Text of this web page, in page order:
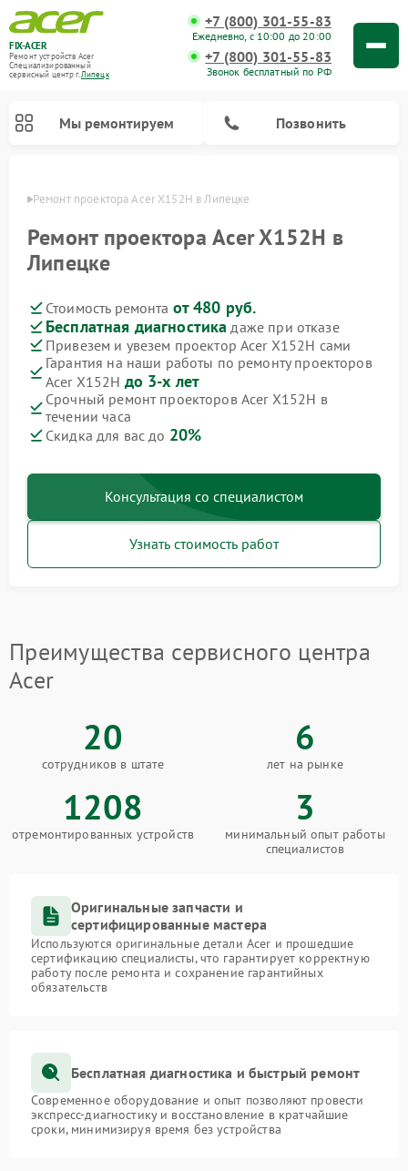
FIX-ACER
Ремонт устройств Acer
Специализированный
cервисный центр г.Липецк
+7 (800) 301-55-83
Ежедневно, с 10:00 до 20:00
+7 (800) 301-55-83
Звонок бесплатный по РФ
Мы ремонтируем Позвонить
Ремонт проектора Acer X152H в Липецке
Ремонт проектора Acer X152H в
Липецке
Стоимость ремонта от 480 руб.
Бесплатная диагностика даже при отказе
Привезем и увезем проектор Acer X152H сами
Гарантия на наши работы по ремонту проекторов
Acer X152H до 3-х лет
Срочный ремонт проекторов Acer X152H в
течении часа
Скидка для вас до 20%
Консультация со специалистом
Узнать стоимость работ
Преимущества сервисного центра
Acer
20
сотрудников в штате
6
лет на рынке
1208
отремонтированных устройств
3
минимальный опыт работы
специалистов
Оригинальные запчасти и
сертифицированные мастера
Используются оригинальные детали Acer и прошедшие
сертификацию специалисты, что гарантирует корректную
работу после ремонта и сохранение гарантийных
обязательств
Бесплатная диагностика и быстрый ремонт
Современное оборудование и опыт позволяют провести
экспресс-диагностику и восстановление в кратчайшие
сроки, минимизируя время без устройства